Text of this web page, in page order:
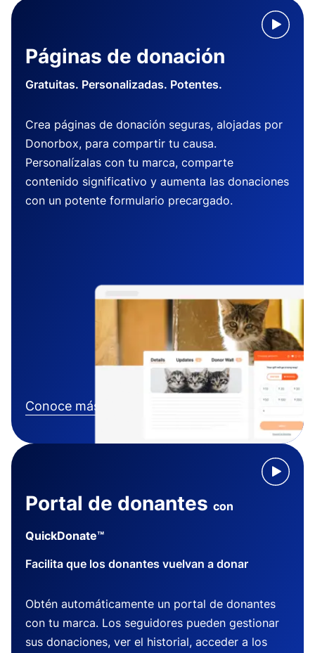
Páginas de donación
Gratuitas. Personalizadas. Potentes.
Crea páginas de donación seguras, alojadas por
Donorbox, para compartir tu causa.
Personalízalas con tu marca, comparte
contenido significativo y aumenta las donaciones
con un potente formulario precargado.
Conoce más
Portal de donantes con
QuickDonate™
Facilita que los donantes vuelvan a donar
Obtén automáticamente un portal de donantes
con tu marca. Los seguidores pueden gestionar
sus donaciones, ver el historial, acceder a los